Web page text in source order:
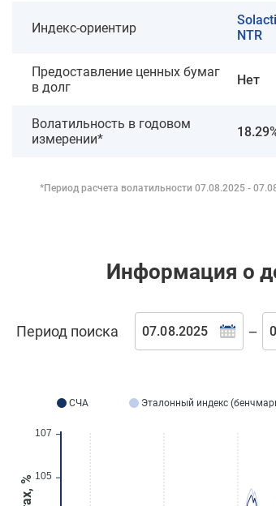
Индекс-ориентир
NTR
Предоставление ценных бумаг
в долг
Нет
Волатильность в годовом
измерении*
*Период расчета волатильности 07.08.2025 -
Информация о
Период поиска —
СЧА Эталонный индекс
107
105